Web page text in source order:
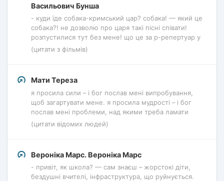
Васильович Бунша
- куди їде собака-кримський цар? собака! — який це
собака?! не дозволю про царя такі пісні співати!
розпустилися тут без мене! що це за р-репертуар у
(цитати з фільмів)
Мати Тереза
я просила сили – і бог послав мені випробування,
щоб загартувати мене. я просила мудрості – і бог
послав мені проблеми, над якими треба ламати
(цитати відомих людей)
Вероніка Марс. Вероніка Марс
- привіт, як школа? — сам знаєш – жорстокі діти,
бездушні вчителі, інфраструктура, що руйнується.